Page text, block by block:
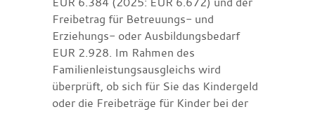
Freibetrag für Betreuungs- und
Erziehungs- oder Ausbildungsbedarf
EUR 2.928. Im Rahmen des
Familienleistungsausgleichs wird
überprüft, ob sich für Sie das Kindergeld
oder die Freibeträge für Kinder bei der